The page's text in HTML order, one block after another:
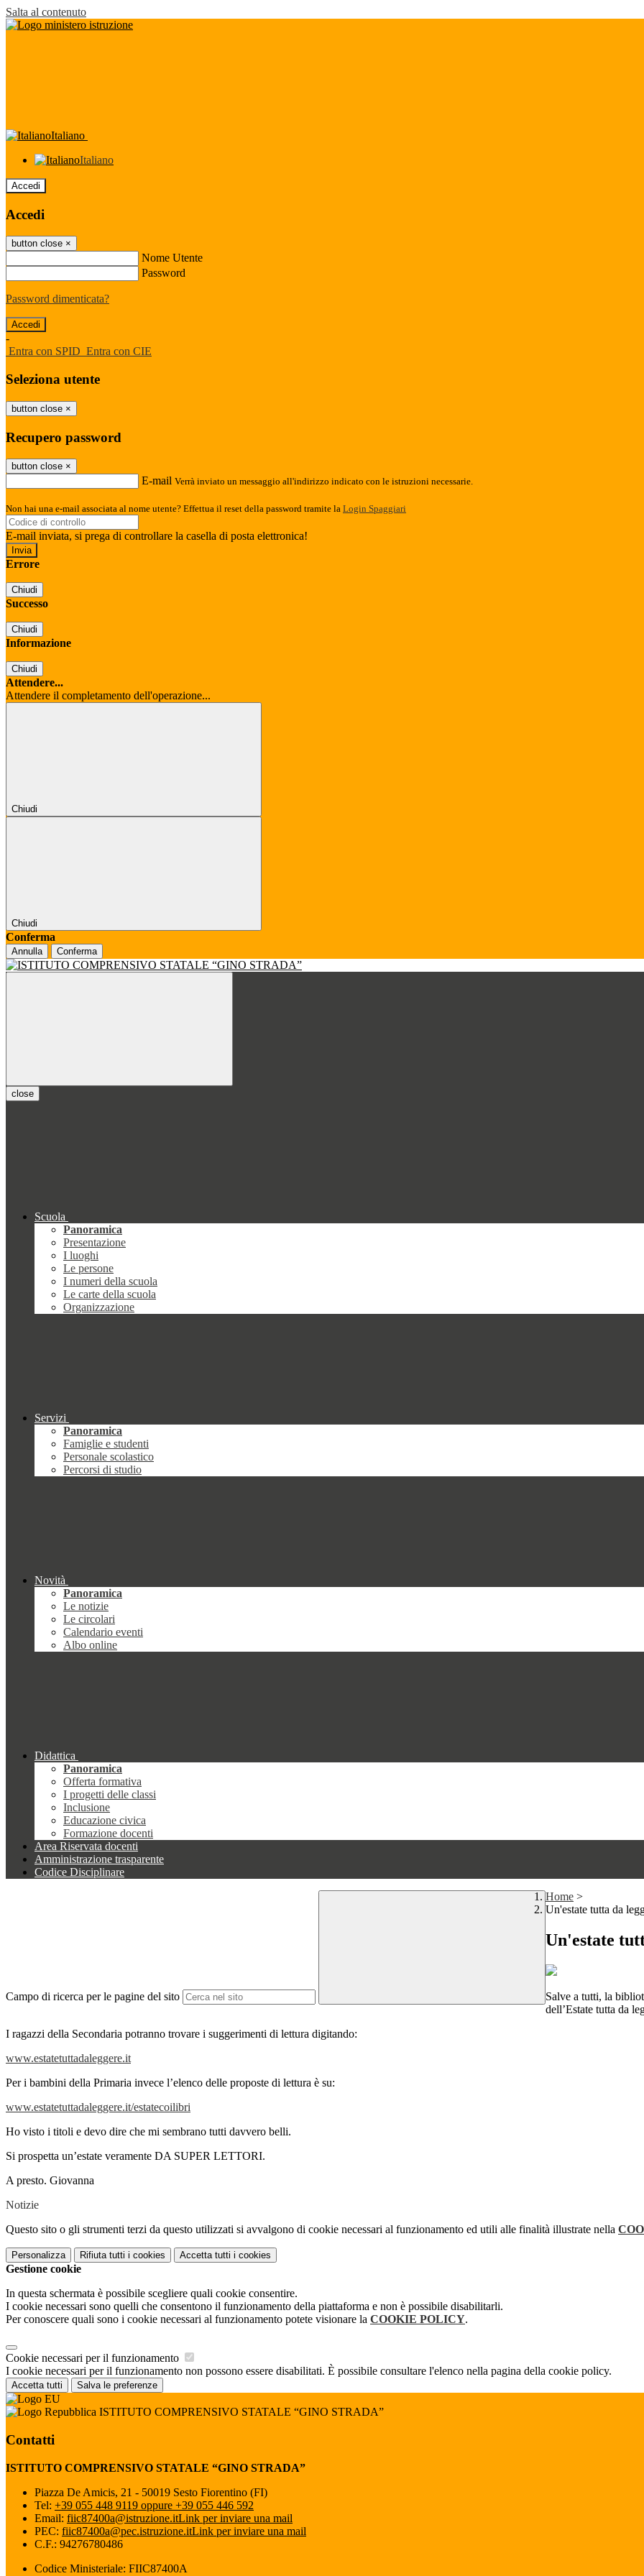
Salta al contenuto
Italiano
Italiano
Accedi
Accedi
button close ×
Nome Utente
Password
Password dimenticata?
-
Entra con SPID Entra con CIE
Seleziona utente
button close ×
Recupero password
button close ×
E-mail Verrà inviato un messaggio all'indirizzo indicato con le istruzioni necessarie.
Non hai una e-mail associata al nome utente? Effettua il reset della password tramite la Login Spaggiari
E-mail inviata, si prega di controllare la casella di posta elettronica!
Errore
Chiudi
Successo
Chiudi
Informazione
Chiudi
Attendere...
Attendere il completamento dell'operazione...
Chiudi
Chiudi
Conferma
Annulla Conferma
close
Scuola
Panoramica
Presentazione
I luoghi
Le persone
I numeri della scuola
Le carte della scuola
Organizzazione
Servizi
Panoramica
Famiglie e studenti
Personale scolastico
Percorsi di studio
Novità
Panoramica
Le notizie
Le circolari
Calendario eventi
Albo online
Didattica
Panoramica
Offerta formativa
I progetti delle classi
Inclusione
Educazione civica
Formazione docenti
Area Riservata docenti
Amministrazione trasparente
Codice Disciplinare
Campo di ricerca per le pagine del sito
Home >
Un'estate tutta da
Un'estate
Salve a tutti, la
dell’Estate tutta da
I ragazzi della Secondaria potranno trovare i suggerimenti di lettura digitando:
www.estatetuttadaleggere.it
Per i bambini della Primaria invece l’elenco delle proposte di lettura è su:
www.estatetuttadaleggere.it/estatecoilibri
Ho visto i titoli e devo dire che mi sembrano tutti davvero belli.
Si prospetta un’estate veramente DA SUPER LETTORI.
A presto. Giovanna
Notizie
Questo sito o gli strumenti terzi da questo utilizzati si avvalgono di cookie necessari al funzionamento ed utili alle finalità illustrate nella
Personalizza Rifiuta tutti i cookies Accetta tutti i cookies
Gestione cookie
In questa schermata è possibile scegliere quali cookie consentire.
I cookie necessari sono quelli che consentono il funzionamento della piattaforma e non è possibile disabilitarli.
Per conoscere quali sono i cookie necessari al funzionamento potete visionare la COOKIE POLICY.
Cookie necessari per il funzionamento
I cookie necessari per il funzionamento non possono essere disabilitati. È possibile consultare l'elenco nella pagina della cookie policy.
Accetta tutti Salva le preferenze
ISTITUTO COMPRENSIVO STATALE “GINO STRADA”
Contatti
ISTITUTO COMPRENSIVO STATALE “GINO STRADA”
Piazza De Amicis, 21 - 50019 Sesto Fiorentino (FI)
Tel: +39 055 448 9119 oppure +39 055 446 592
Email: fiic87400a@istruzione.itLink per inviare una mail
PEC: fiic87400a@pec.istruzione.itLink per inviare una mail
C.F.: 94276780486
Codice Ministeriale: FIIC87400A